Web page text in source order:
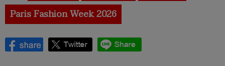
Paris Fashion Week 2026